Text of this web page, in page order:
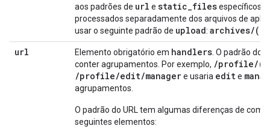
aos padrões de url e static_filesespecíficos.
processados separadamente dos arquivos de
usar o seguinte padrão de upload: archives/
url
Elemento obrigatório em handlers . O padrão do
conter agrupamentos. Por exemplo, /profile/
/profile/edit/managere usaria edite
agrupamentos.
O padrão do URL tem algumas diferenças de
seguintes elementos: